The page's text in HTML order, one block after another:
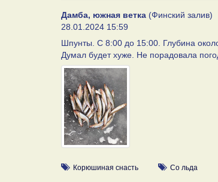
Дамба, южная ветка (Финский залив)
28.01.2024 15:59
Шпунты. С 8:00 до 15:00. Глубина
Думал будет хуже. Не порадовала
Корюшиная снасть Со льда